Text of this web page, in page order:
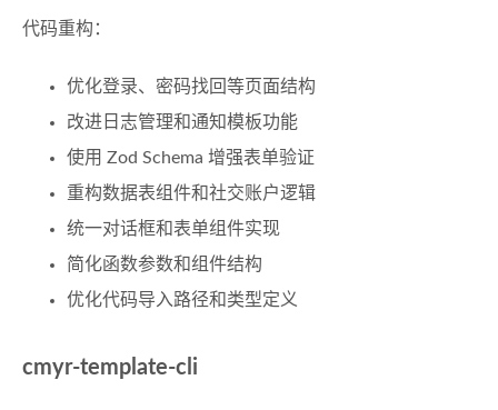
代码重构：
优化登录、密码找回等页面结构
改进日志管理和通知模板功能
使用 Zod Schema 增强表单验证
重构数据表组件和社交账户逻辑
统一对话框和表单组件实现
简化函数参数和组件结构
优化代码导入路径和类型定义
cmyr-template-cli